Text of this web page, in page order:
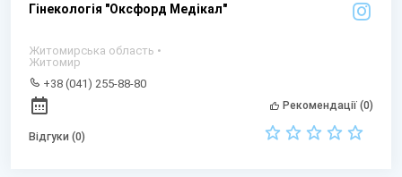
Гінекологія "Оксфорд Медікал"
Житомирська область •
Житомир
+38 (041) 255-88-80
Рекомендації (0)
Відгуки (0)